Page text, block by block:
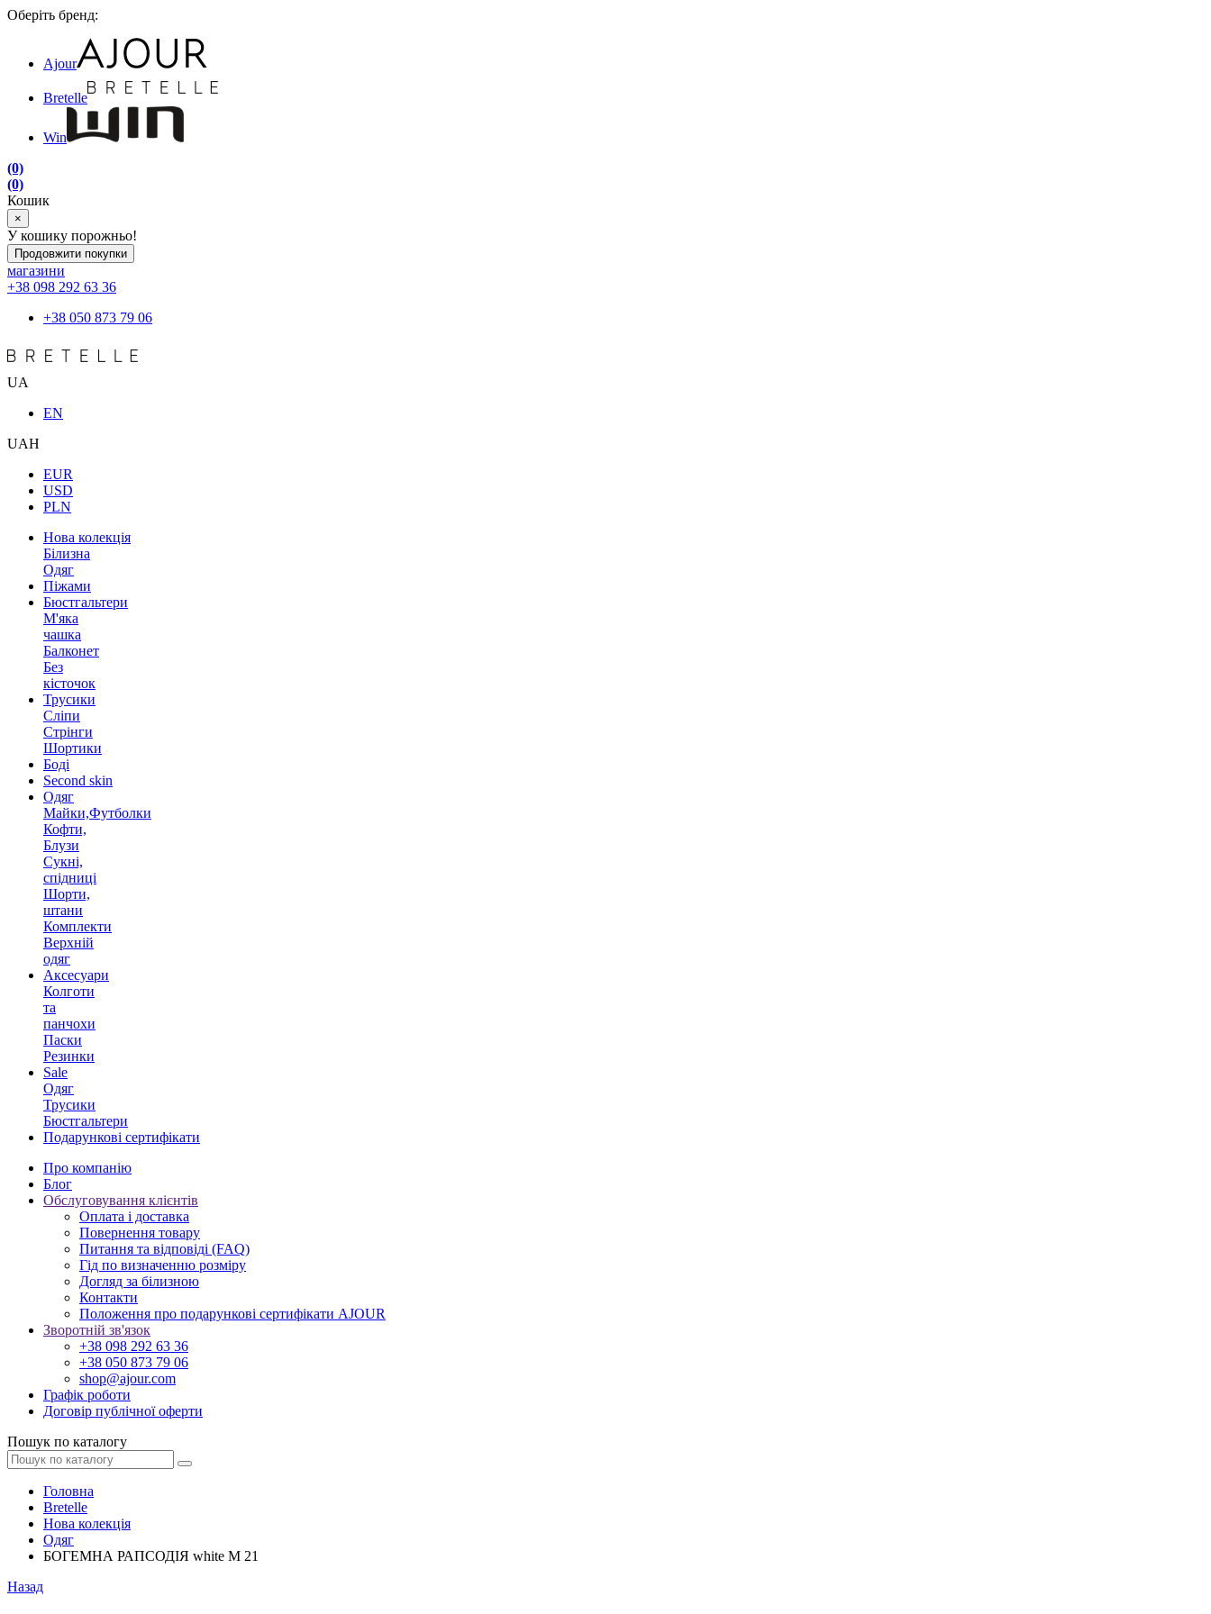
Оберіть бренд:
Ajour
Bretelle
Win
(0)
(0)
Кошик
×
У кошику порожньо!
Продовжити покупки
магазини
+38 098 292 63 36
+38 050 873 79 06
UA
EN
UAH
EUR
USD
PLN
Нова колекція
Білизна
Одяг
Піжами
Бюстгальтери
М'яка
чашка
Балконет
Без
кісточок
Трусики
Сліпи
Стрінги
Шортики
Боді
Second skin
Одяг
Майки,Футболки
Кофти,
Блузи
Сукні,
спідниці
Шорти,
штани
Комплекти
Верхній
одяг
Аксесуари
Колготи
та
панчохи
Паски
Резинки
Sale
Одяг
Трусики
Бюстгальтери
Подарункові сертифікати
Про компанію
Блог
Обслуговування клієнтів
Оплата і доставка
Повернення товару
Питання та відповіді (FAQ)
Гід по визначенню розміру
Догляд за білизною
Контакти
Положення про подарункові сертифікати AJOUR
Зворотній зв'язок
+38 098 292 63 36
+38 050 873 79 06
shop@ajour.com
Графік роботи
Договір публічної оферти
Пошук по каталогу
Головна
Bretelle
Нова колекція
Одяг
БОГЕМНА РАПСОДІЯ white М 21
Назад